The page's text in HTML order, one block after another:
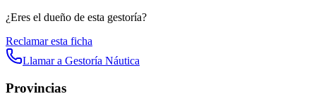
¿Eres el dueño de esta gestoría?
Reclamar esta ficha
Llamar a Gestoría Náutica
Provincias